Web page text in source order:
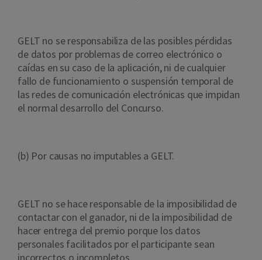
GELT no se responsabiliza de las posibles pérdidas
de datos por problemas de correo electrónico o
caídas en su caso de la aplicación, ni de cualquier
fallo de funcionamiento o suspensión temporal de
las redes de comunicación electrónicas que impidan
el normal desarrollo del Concurso.
(b) Por causas no imputables a GELT.
GELT no se hace responsable de la imposibilidad de
contactar con el ganador, ni de la imposibilidad de
hacer entrega del premio porque los datos
personales facilitados por el participante sean